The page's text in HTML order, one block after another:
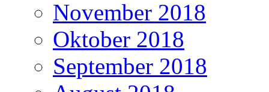
November 2018
Oktober 2018
September 2018